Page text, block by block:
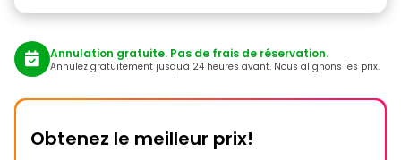
Annulation gratuite. Pas de frais de réservation.
Annulez gratuitement jusqu'à 24 heures avant. Nous alignons les prix.
Obtenez le meilleur prix!